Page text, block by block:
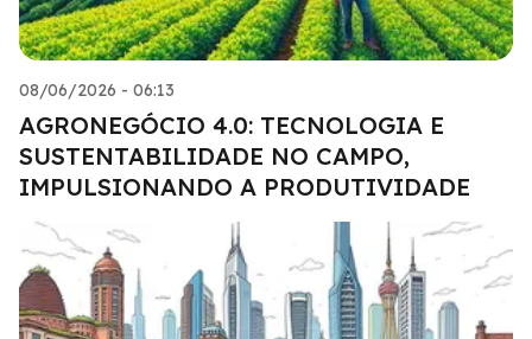
08/06/2026 - 06:13
AGRONEGÓCIO 4.0: TECNOLOGIA E
SUSTENTABILIDADE NO CAMPO,
IMPULSIONANDO A PRODUTIVIDADE